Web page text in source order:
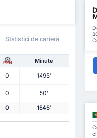
Statistici de carieră
PEN Minute
0 1495'
0 50'
0 1545'